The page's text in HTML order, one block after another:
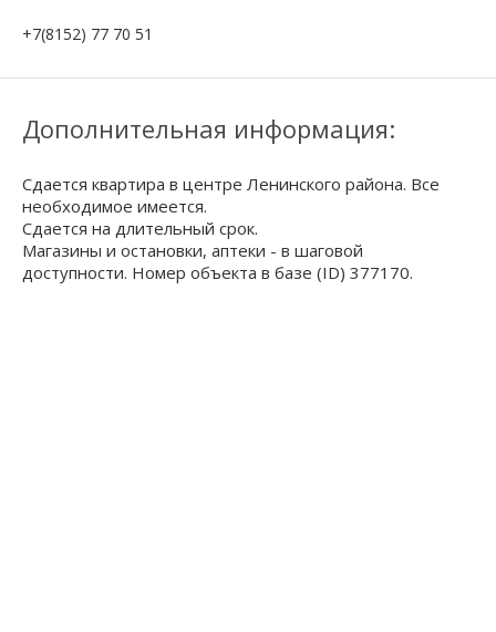
+7(8152) 77 70 51
Дополнительная информация:
Сдается квартира в центре Ленинского района. Все
необходимое имеется.
Сдается на длительный срок.
Магазины и остановки, аптеки - в шаговой
доступности. Номер объекта в базе (ID) 377170.